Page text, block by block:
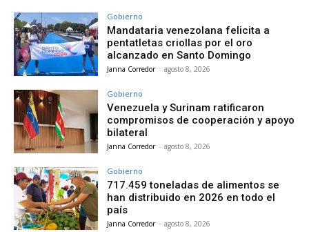
Gobierno
Mandataria venezolana felicita a
pentatletas criollas por el oro
alcanzado en Santo Domingo
Janna Corredor - agosto 8, 2026
Gobierno
Venezuela y Surinam ratificaron
compromisos de cooperación y apoyo
bilateral
Janna Corredor - agosto 8, 2026
Gobierno
717.459 toneladas de alimentos se
han distribuido en 2026 en todo el
país
Janna Corredor - agosto 8, 2026